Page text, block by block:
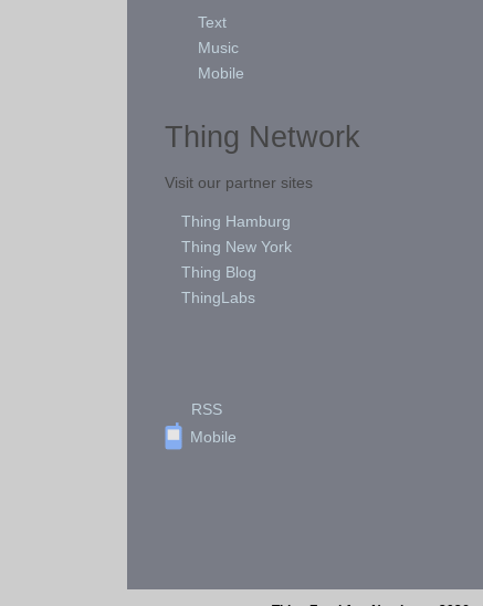
Text
Music
Mobile
Thing Network
Visit our partner sites
Thing Hamburg
Thing New York
Thing Blog
ThingLabs
RSS
Mobile